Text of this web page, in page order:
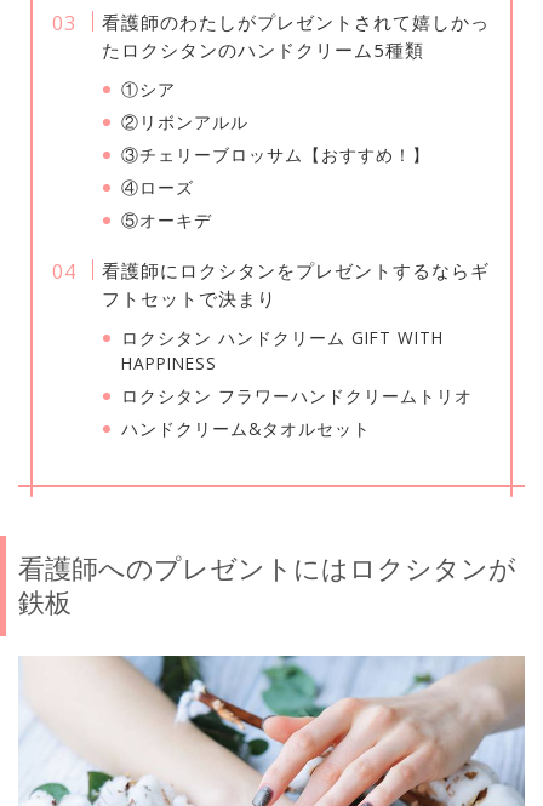
看護師のわたしがプレゼントされて嬉しかっ
たロクシタンのハンドクリーム5種類
①シア
②リボンアルル
③チェリーブロッサム【おすすめ！】
④ローズ
⑤オーキデ
看護師にロクシタンをプレゼントするならギ
フトセットで決まり
ロクシタン ハンドクリーム GIFT WITH
HAPPINESS
ロクシタン フラワーハンドクリームトリオ
ハンドクリーム&タオルセット
看護師へのプレゼントにはロクシタンが
鉄板